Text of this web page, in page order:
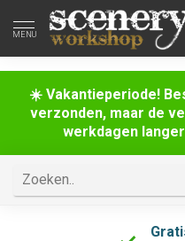
☀️ Vakantieperiode!
verzonden, maar de
werkdagen
MENU